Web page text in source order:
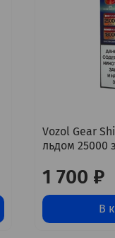
Vozol Gear
льдом 25000
1 700 ₽
В